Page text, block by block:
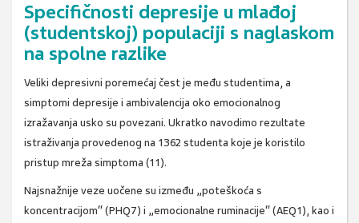
Specifičnosti depresije u mlađoj
(studentskoj) populaciji s naglaskom
na spolne razlike
Veliki depresivni poremećaj čest je među studentima, a
simptomi depresije i ambivalencija oko emocionalnog
izražavanja usko su povezani. Ukratko navodimo rezultate
istraživanja provedenog na 1362 studenta koje je koristilo
pristup mreža simptoma (11).
Najsnažnije veze uočene su između „poteškoća s
koncentracijom“ (PHQ7) i „emocionalne ruminacije“ (AEQ1), kao i